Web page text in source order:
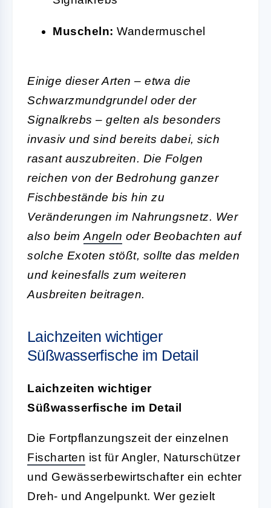
Muscheln: Wandermuschel
Einige dieser Arten – etwa die
Schwarzmundgrundel oder der
Signalkrebs – gelten als besonders
invasiv und sind bereits dabei, sich
rasant auszubreiten. Die Folgen
reichen von der Bedrohung ganzer
Fischbestände bis hin zu
Veränderungen im Nahrungsnetz. Wer
also beim Angeln oder Beobachten auf
solche Exoten stößt, sollte das melden
und keinesfalls zum weiteren
Ausbreiten beitragen.
Laichzeiten wichtiger
Süßwasserfische im Detail
Laichzeiten wichtiger
Süßwasserfische im Detail
Die Fortpflanzungszeit der einzelnen
Fischarten ist für Angler, Naturschützer
und Gewässerbewirtschafter ein echter
Dreh- und Angelpunkt. Wer gezielt